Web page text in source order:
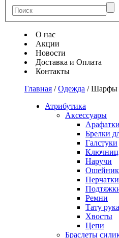
О нас
Акции
Новости
Доставка и Оплата
Контакты
Главная /Одежда /Шарфы
Атрибутика
Аксессуары
Арафатки
Брелки
Галстуки
Наручи
Перчатки
Ремни
Тату
Хвосты
Цепи
Браслеты